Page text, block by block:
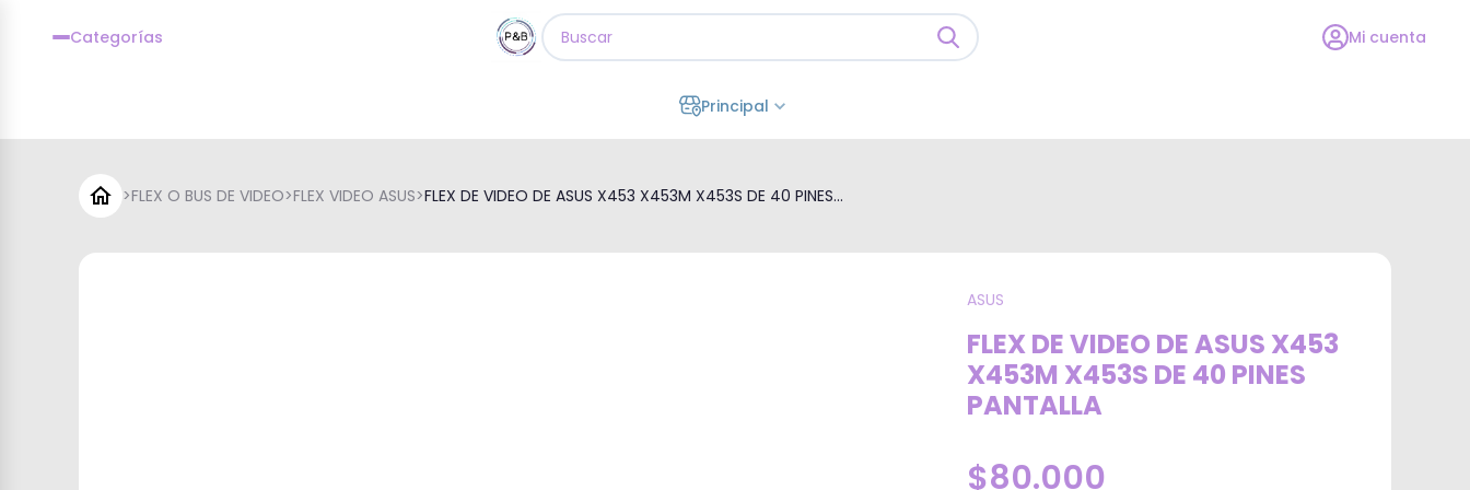
Categorías Mi cuenta
Principal
>FLEX O BUS DE VIDEO>FLEX VIDEO ASUS>FLEX DE VIDEO DE ASUS X453 X453M X453S DE 40 PINES...
ASUS
FLEX DE VIDEO DE ASUS X453
X453M X453S DE 40 PINES
PANTALLA
$80.000